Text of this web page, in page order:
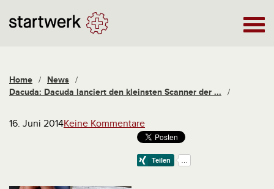
Home / News /
Dacuda: Dacuda lanciert den kleinsten Scanner der ...
/
16. Juni 2014Keine Kommentare